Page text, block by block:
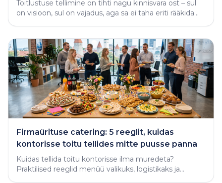
Toitlustuse tellimine on tihti nagu kinnisvara ost – sul
on visioon, sul on vajadus, aga sa ei taha eriti rääkida
Firmaürituse catering: 5 reeglit, kuidas
kontorisse toitu tellides mitte puusse panna
Kuidas tellida toitu kontorisse ilma muredeta?
Praktilised reeglid menüü valikuks, logistikaks ja